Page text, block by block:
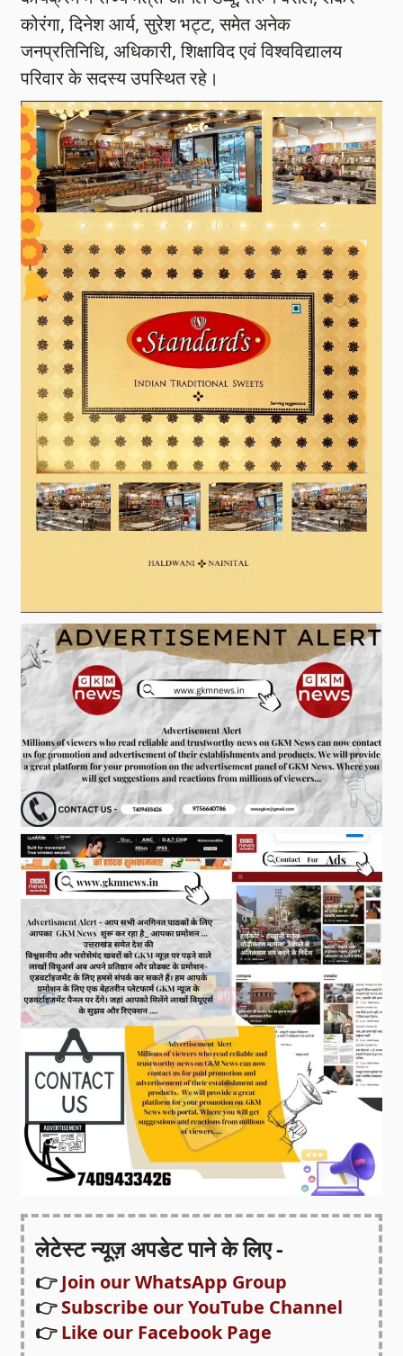
कोरंगा, दिनेश आर्य, सुरेश भट्ट, समेत अनेक
जनप्रतिनिधि, अधिकारी, शिक्षाविद एवं विश्वविद्यालय
परिवार के सदस्य उपस्थित रहे।
लेटेस्ट न्यूज़ अपडेट पाने के लिए -
👉Join our WhatsApp Group
👉Subscribe our YouTube Channel
👉Like our Facebook Page